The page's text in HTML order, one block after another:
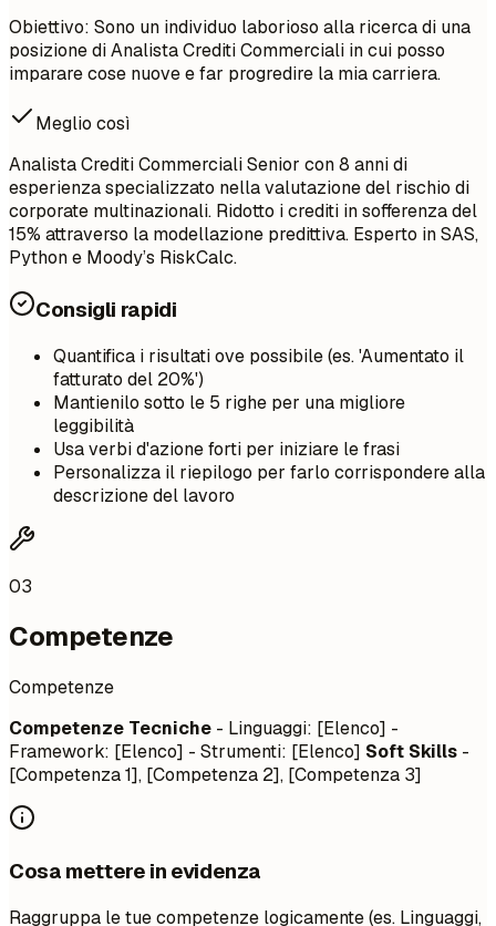
Obiettivo: Sono un individuo laborioso alla ricerca di una
posizione di Analista Crediti Commerciali in cui posso
imparare cose nuove e far progredire la mia carriera.
Meglio così
Analista Crediti Commerciali Senior con 8 anni di
esperienza specializzato nella valutazione del rischio di
corporate multinazionali. Ridotto i crediti in sofferenza del
15% attraverso la modellazione predittiva. Esperto in SAS,
Python e Moody’s RiskCalc.
Consigli rapidi
Quantifica i risultati ove possibile (es. 'Aumentato il
fatturato del 20%')
Mantienilo sotto le 5 righe per una migliore
leggibilità
Usa verbi d'azione forti per iniziare le frasi
Personalizza il riepilogo per farlo corrispondere alla
descrizione del lavoro
03
Competenze
Competenze
Competenze Tecniche - Linguaggi: [Elenco] -
Framework: [Elenco] - Strumenti: [Elenco] Soft Skills -
[Competenza 1], [Competenza 2], [Competenza 3]
Cosa mettere in evidenza
Raggruppa le tue competenze logicamente (es. Linguaggi,